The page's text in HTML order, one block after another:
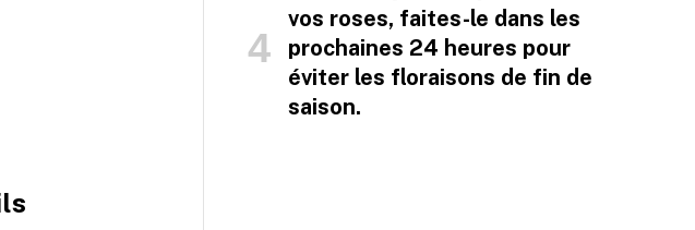
vos roses, faites-le dans les
prochaines 24 heures pour
éviter les floraisons de fin de
saison.